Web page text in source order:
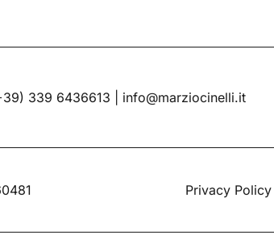
339 6436613 info@marziocinelli.it
Privacy Policy